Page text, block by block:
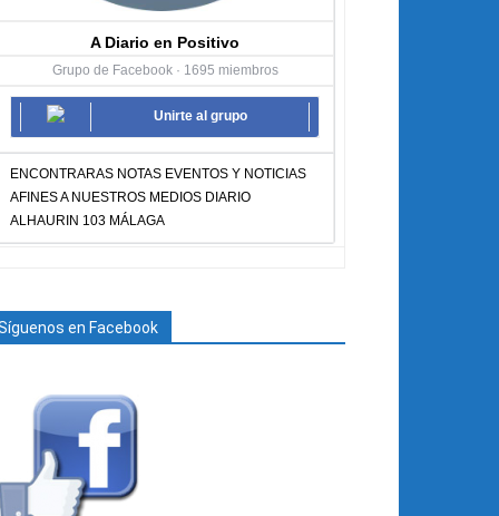
A Diario en Positivo
Grupo de Facebook · 1695 miembros
Unirte al grupo
ENCONTRARAS NOTAS EVENTOS Y NOTICIAS
AFINES A NUESTROS MEDIOS DIARIO
ALHAURIN 103 MÁLAGA
en Facebook